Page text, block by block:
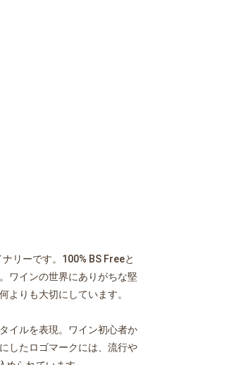
リーです。100% BS Freeと
ワインの世界にありがちな堅
よりも大切にしています。
イルを表現。ワイン初心者か
したロゴマークには、流行や